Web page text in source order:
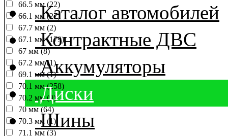
66.5 мм (22)
66.1 мм (27)
67.7 мм (2)
67.1 мм (179)
67 мм (8)
67.2 мм (1)
69.1 мм (1)
70.1 мм (258)
70.2 мм (9)
70 мм (64)
70.3 мм (1)
71.1 мм (3)
Каталог автомобилей
Контрактные ДВС
Аккумуляторы
Диски
Шины